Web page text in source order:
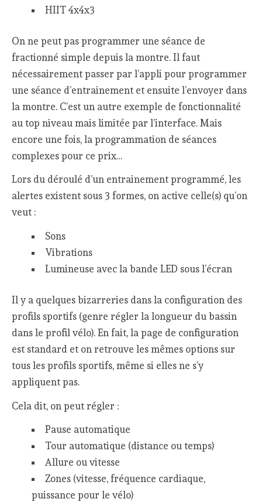
HIIT 4x4x3
On ne peut pas programmer une séance de
fractionné simple depuis la montre. Il faut
nécessairement passer par l’appli pour programmer
une séance d’entrainement et ensuite l’envoyer dans
la montre. C’est un autre exemple de fonctionnalité
au top niveau mais limitée par l’interface. Mais
encore une fois, la programmation de séances
complexes pour ce prix…
Lors du déroulé d’un entrainement programmé, les
alertes existent sous 3 formes, on active celle(s) qu’on
veut :
Sons
Vibrations
Lumineuse avec la bande LED sous l’écran
Il y a quelques bizarreries dans la configuration des
profils sportifs (genre régler la longueur du bassin
dans le profil vélo). En fait, la page de configuration
est standard et on retrouve les mêmes options sur
tous les profils sportifs, même si elles ne s’y
appliquent pas.
Cela dit, on peut régler :
Pause automatique
Tour automatique (distance ou temps)
Allure ou vitesse
Zones (vitesse, fréquence cardiaque,
puissance pour le vélo)